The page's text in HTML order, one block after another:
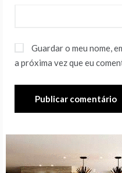
Guardar o meu nome,
a próxima vez que eu